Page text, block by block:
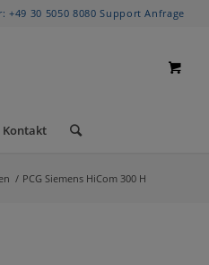
+49 30 5050 8080 Support Anfrage
Kontakt
/ PCG Siemens HiCom 300 H